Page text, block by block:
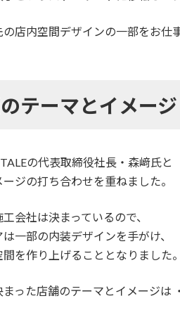
の店内空間デザインの一部をお仕
テーマとイメージ
の代表取締役社長・森﨑氏と
ジの打ち合わせを重ねました。
会社は決まっているので、
は一部の内装デザインを手がけ、
を作り上げることとなりました。
まった店舗のテーマとイメージは